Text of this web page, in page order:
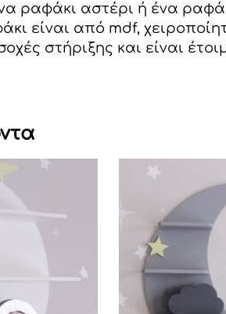
ραφάκι αστέρι ή ένα
είναι από mdf,
στήριξης και είναι